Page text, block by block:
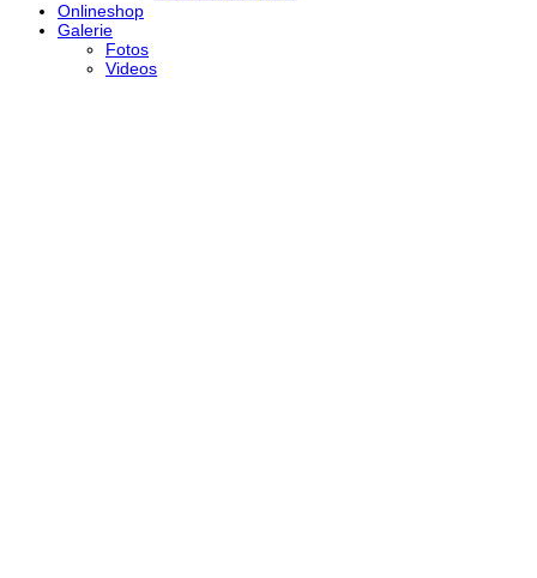
Onlineshop
Galerie
Fotos
Videos